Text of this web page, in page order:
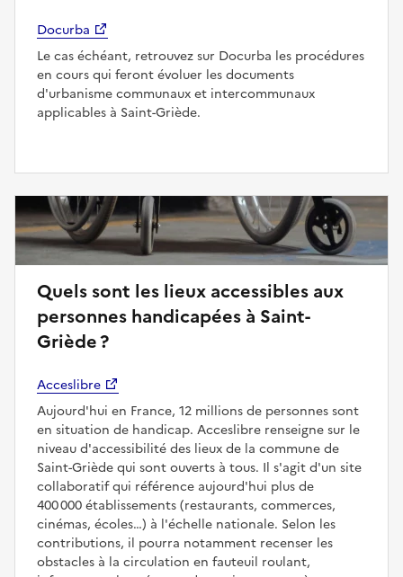
Docurba
Le cas échéant, retrouvez sur Docurba les procédures
en cours qui feront évoluer les documents
d'urbanisme communaux et intercommunaux
applicables à Saint-Griède.
Quels sont les lieux accessibles aux
personnes handicapées à Saint-
Griède ?
Acceslibre
Aujourd'hui en France, 12 millions de personnes sont
en situation de handicap. Acceslibre renseigne sur le
niveau d'accessibilité des lieux de la commune de
Saint-Griède qui sont ouverts à tous. Il s'agit d'un site
collaboratif qui référence aujourd'hui plus de
400 000 établissements (restaurants, commerces,
cinémas, écoles…) à l'échelle nationale. Selon les
contributions, il pourra notamment recenser les
obstacles à la circulation en fauteuil roulant,